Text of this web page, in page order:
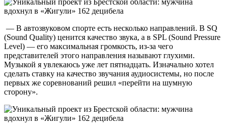
— В автозвуковом спорте есть несколько направлений. В SQ
(Sound Quality) ценится качество звука, а в SPL (Sound Pressure
Level) — его максимальная громкость, из-за чего
представителей этого направления называют глухими.
Музыкой я увлекаюсь уже лет пятнадцать. Изначально хотел
сделать ставку на качество звучания аудиосистемы, но после
первых же соревнований решил «перейти на шумную
сторону».